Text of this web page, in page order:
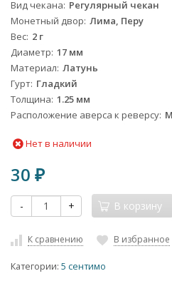
Вид чекана Регулярный чекан
Монетный двор Лима, Перу
Вес 2 г
Диаметр 17 мм
Материал Латунь
Гурт Гладкий
Толщина 1.25 мм
Расположение аверса к реверсу
Нет в наличии
30 ₽
- + В корзину
К сравнению В избранное
Категории: 5 сентимо